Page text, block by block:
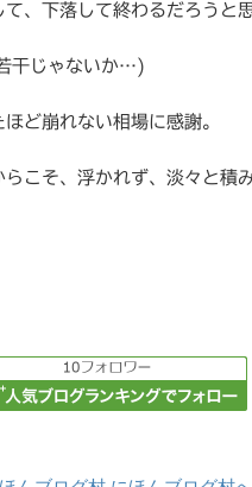
、下落して終わるだろうと
干じゃないか…)
ど崩れない相場に感謝。
こそ、浮かれず、淡々と積